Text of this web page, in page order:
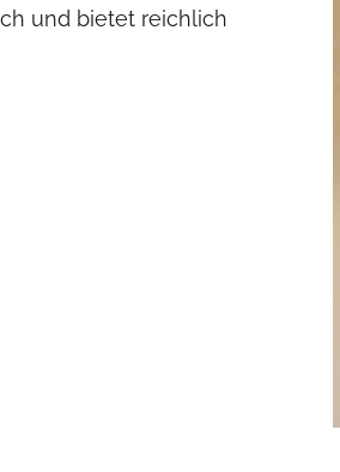
und bietet reichlich